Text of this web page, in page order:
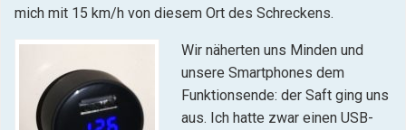
mich mit 15 km/h von diesem Ort des Schreckens.
Wir näherten uns Minden und
unsere Smartphones dem
Funktionsende: der Saft ging uns
aus. Ich hatte zwar einen USB-